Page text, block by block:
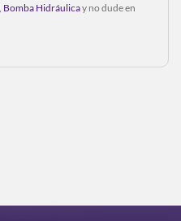
Bomba Hidráulicay no dude en